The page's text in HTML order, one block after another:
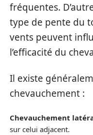
fréquentes.
type de pente du
vents peuvent
l’efficacité du
Il existe
chevauchement :
Chevauchement
sur celui adjacent.